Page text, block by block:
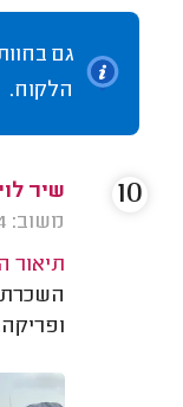
גם
הלקוח.
שיר
משוב: 28/05/2024
תיאור
10